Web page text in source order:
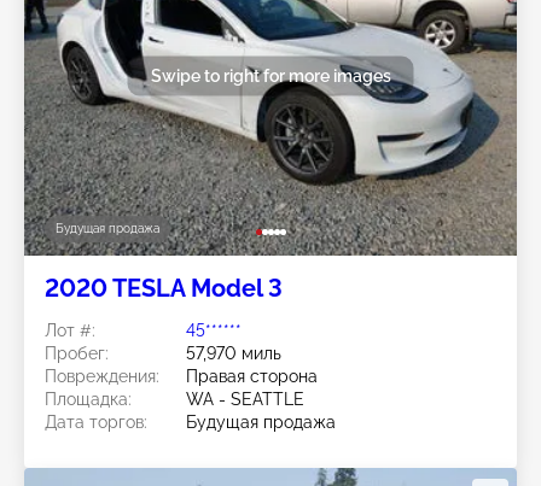
Будущая продажа
Swipe to right for more images
2020 TESLA Model 3
Лот #:
45******
Пробег:
57,970 миль
Повреждения:
Правая сторона
Площадка:
WA - SEATTLE
Дата торгов:
Будущая продажа